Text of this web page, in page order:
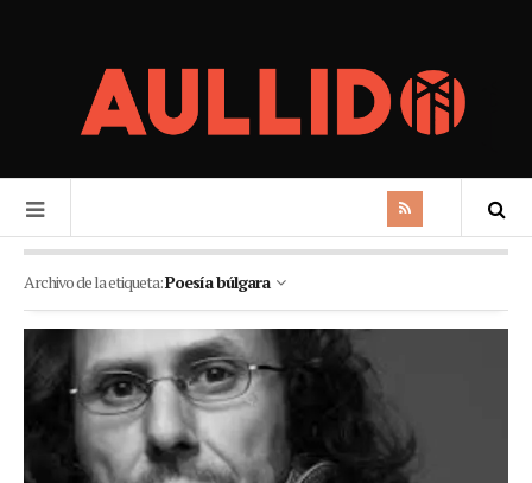
Archivo de la etiqueta:Poesía búlgara